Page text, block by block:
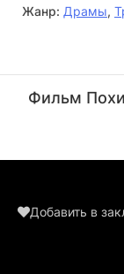
Жанр: Драмы,
(Stanislas Graff)
Фильм
Добавить в